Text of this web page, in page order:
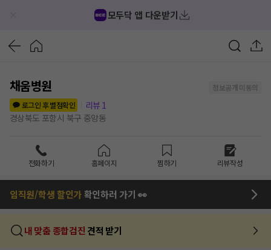
모두닥 앱 다운받기
채움병원
정보공개 미동의
로그인 후 별점확인
리뷰 1
경상북도 포항시 북구 중앙동
전화하기 홈페이지 찜하기 리뷰작성
임직원/학생 할인가확인하러 가기 👀
내 맞춤 종합검진 견적 받기